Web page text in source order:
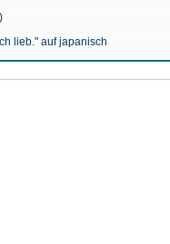
lieb." auf japanisch